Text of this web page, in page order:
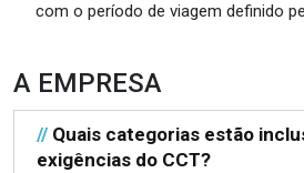
com o período de viagem definido
A EMPRESA
// Quais categorias estão
exigências do CCT?